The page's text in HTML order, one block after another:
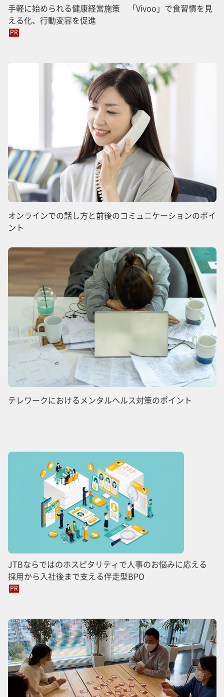
手軽に始められる健康経営施策 「Vivoo」で食習慣を見
える化、行動変容を促進
PR
オンラインでの話し方と前後のコミュニケーションのポイ
ント
テレワークにおけるメンタルヘルス対策のポイント
JTBならではのホスピタリティで人事のお悩みに応える
採用から入社後まで支える伴走型BPO
PR